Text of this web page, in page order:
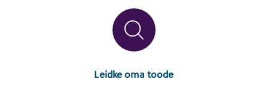
Leidke oma toode